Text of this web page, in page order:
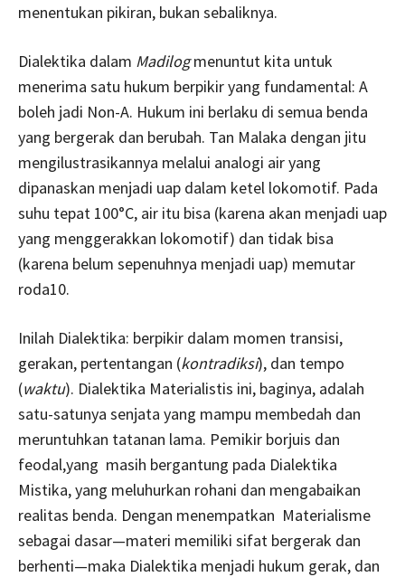
menentukan pikiran, bukan sebaliknya.
Dialektika dalam Madilogmenuntut kita untuk
menerima satu hukum berpikir yang fundamental: A
boleh jadi Non-A. Hukum ini berlaku di semua benda
yang bergerak dan berubah. Tan Malaka dengan jitu
mengilustrasikannya melalui analogi air yang
dipanaskan menjadi uap dalam ketel lokomotif. Pada
suhu tepat 100°C, air itu bisa (karena akan menjadi uap
yang menggerakkan lokomotif) dan tidak bisa
(karena belum sepenuhnya menjadi uap) memutar
roda10.
Inilah Dialektika: berpikir dalam momen transisi,
gerakan, pertentangan (kontradiksi), dan tempo
(waktu). Dialektika Materialistis ini, baginya, adalah
satu-satunya senjata yang mampu membedah dan
meruntuhkan tatanan lama. Pemikir borjuis dan
feodal,yang masih bergantung pada Dialektika
Mistika, yang meluhurkan rohani dan mengabaikan
realitas benda. Dengan menempatkan Materialisme
sebagai dasar—materi memiliki sifat bergerak dan
berhenti—maka Dialektika menjadi hukum gerak, dan